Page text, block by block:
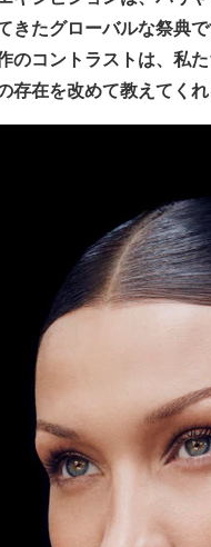
きたグローバルな祭典
のコントラストは、私
存在を改めて教えてくれ